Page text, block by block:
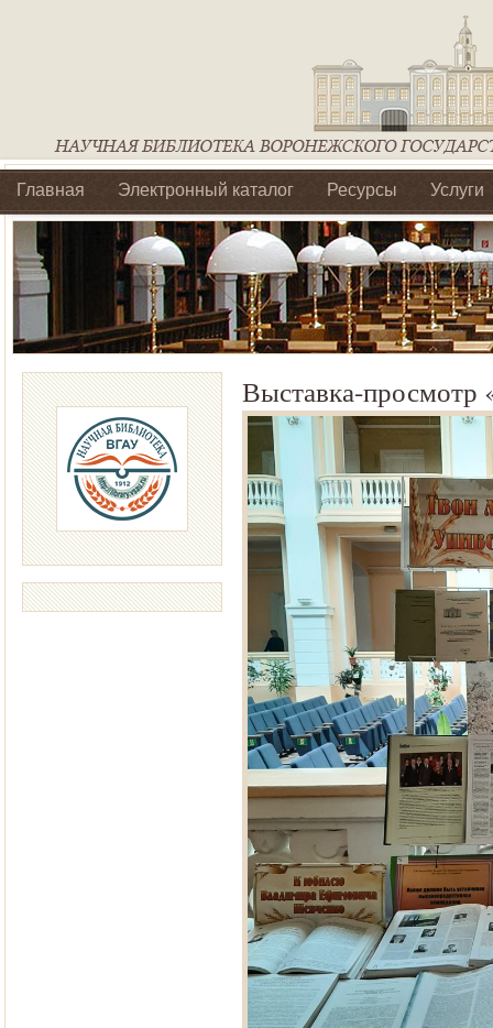
Главная Электронный каталог Ресурсы Услуги
Библиотеки регионального отделения Ассоциации
Выставка-просмотр